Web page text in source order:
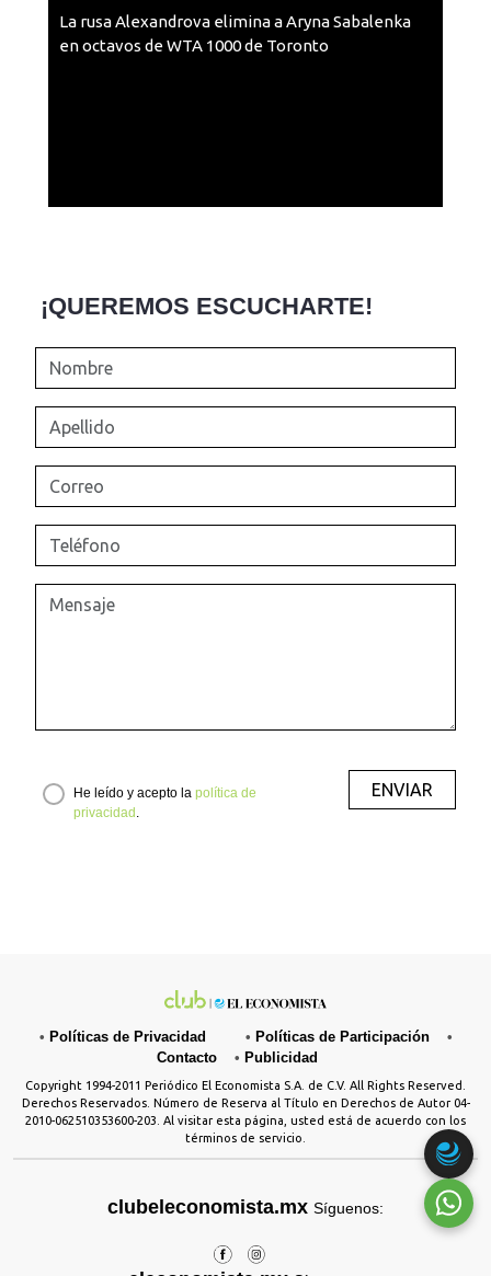
La rusa Alexandrova elimina a Aryna Sabalenka
en octavos de WTA 1000 de Toronto
¡QUEREMOS ESCUCHARTE!
ENVIAR
He leído y acepto la política de
privacidad .
• Políticas de Privacidad • Políticas de Participación•
Contacto• Publicidad
Copyright 1994-2011 Periódico El Economista S.A. de C.V. All Rights Reserved.
Derechos Reservados. Número de Reserva al Título en Derechos de Autor 04-
2010-062510353600-203. Al visitar esta página, usted está de acuerdo con los
términos de servicio.
clubeleconomista.mx Síguenos: